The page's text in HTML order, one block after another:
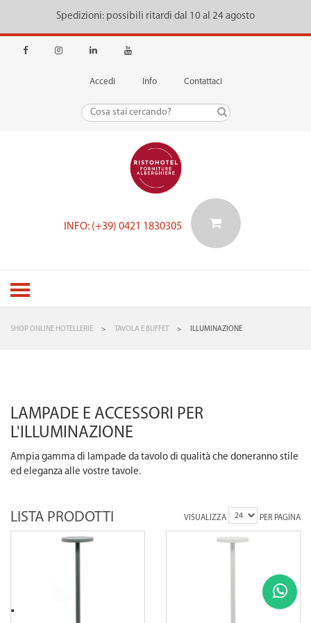
Spedizioni: possibili ritardi dal 10 al 24 agosto
Accedi Info Contattaci
INFO: (+39) 0421 1830305
SHOP ONLINE HOTELLERIE > TAVOLA E BUFFET > ILLUMINAZIONE
LAMPADE E ACCESSORI PER
L'ILLUMINAZIONE
Ampia gamma di lampade da tavolo di qualità che doneranno stile
ed eleganza alle vostre tavole.
LISTA PRODOTTI VISUALIZZA PER PAGINA